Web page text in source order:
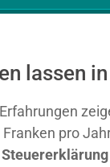
lassen
Franken pro